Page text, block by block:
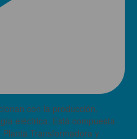
con la producción,
eléctrica. Está compuesta
Transformadora y